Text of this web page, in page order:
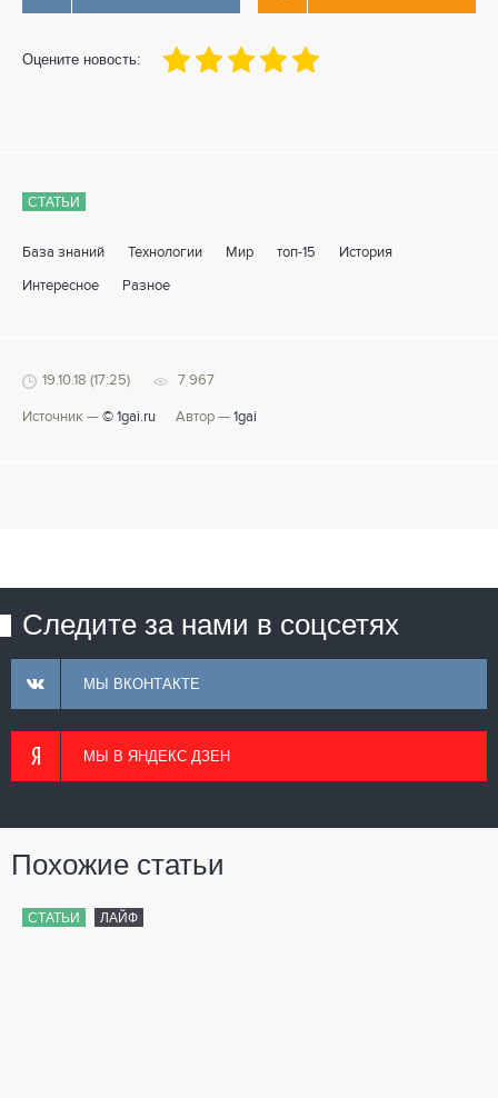
Оцените новость:
100
1 3 4 5
СТАТЬИ
База знаний Технологии Мир топ-15 История
Интересное Разное
19.10.18 (17:25) 7 967
Источник — © 1gai.ru Автор — 1gai
Следите за нами в соцсетях
МЫ ВКОНТАКТЕ
МЫ В ЯНДЕКС ДЗЕН
Похожие статьи
СТАТЬИ ЛАЙФ